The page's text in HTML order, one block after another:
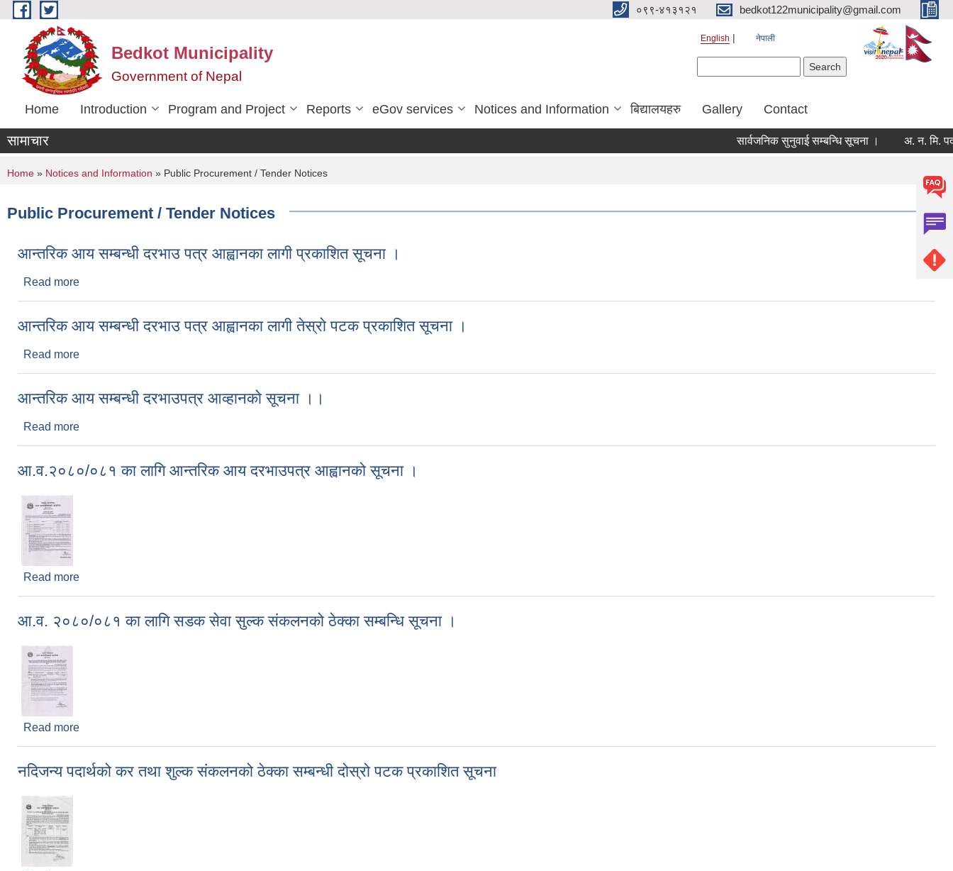
Skip to main content ०९९-४१३१२१ bedkot122municipality@gmail.com
Bedkot Municipality
Government of Nepal
English नेपाली
Home Introduction Program and Project Reports eGov services Notices and Information बिद्यालयहरु Gallery Contact
सामाचार सार्वजनिक सुनुवाई सम्बन्धि सूचना ।
You are here
Home » Notices and Information » Public Procurement / Tender Notices
Public Procurement / Tender Notices
आन्तरिक आय सम्बन्धी दरभाउ पत्र आह्वानका लागी प्रकाशित सूचना ।
Read more
आन्तरिक आय सम्बन्धी दरभाउ पत्र आह्वानका लागी तेस्राे पटक प्रकाशित सूचना ।
Read more
आन्तरिक आय सम्बन्धी दरभाउपत्र आव्हानकाे सूचना ।।
Read more
आ.व.२०८०/०८१ का लागि आन्तरिक आय दरभाउपत्र आह्वानको सूचना ।
Read more
आ.व. २०८०/०८१ का लागि सडक सेवा सुल्क संकलनको ठेक्का सम्बन्धि सूचना ।
Read more
नदिजन्य पदार्थको कर तथा शुल्क संकलनको ठेक्का सम्बन्धी दोस्रो पटक प्रकाशित सूचना